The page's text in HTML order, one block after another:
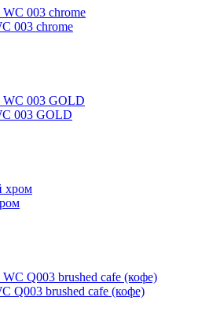
003 chrome
003 GOLD
Q003 brushed cafe (кофе)